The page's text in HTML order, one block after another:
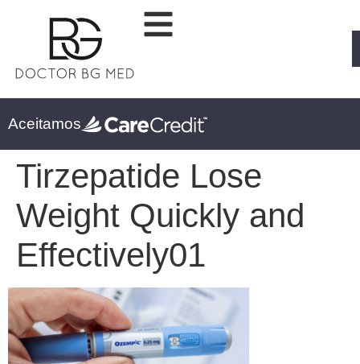
Aceitamos
Tirzepatide Lose
Weight Quickly and
Effectively01